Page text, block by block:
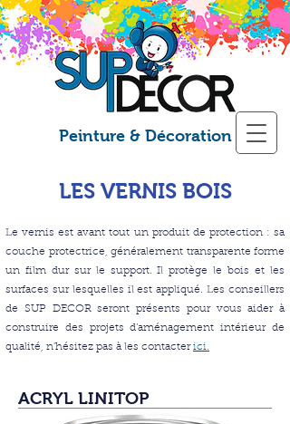
Peinture & Décoration
LES VERNIS BOIS
Le vernis est avant tout un produit de protection : sa
couche protectrice, généralement transparente forme
un film dur sur le support. Il protège le bois et les
surfaces sur lesquelles il est appliqué. Les conseillers
de SUP DECOR seront présents pour vous aider à
construire des projets d’aménagement intérieur de
qualité, n'hésitez pas à les contacterici.
ACRYL LINITOP